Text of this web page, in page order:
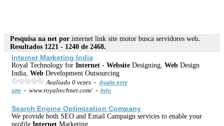
Pesquisa na net por internet link site motor busca servidores web.
Resultados 1221 - 1240 de 2468.
Internet Marketing India
Royal Technology for Internet - Website Designing, Web Design
India, Web Development Outsourcing
Avaliado 0 vezes - Avalie este
site - www.royaltechnet.com/ - Info
Search Engine Optimization Company
We provide both SEO and Email Campaign services to enable your
profile Internet Marketing.